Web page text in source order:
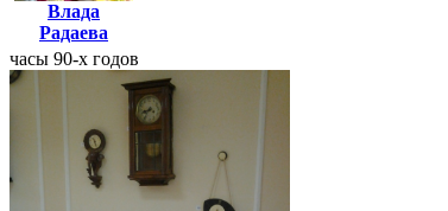
Влада
Радаева
часы 90-х годов